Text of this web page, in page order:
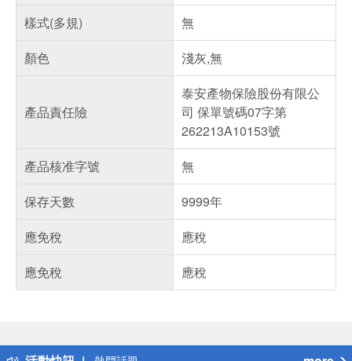
樣式(多規)
無
顏色
淺灰,無
產品責任險
泰安產物保險股份有限公
司 保單號碼07字第
262213A10153號
產品核准字號
無
保存天數
9999年
應免稅
應稅
應免稅
應稅
得獎公告